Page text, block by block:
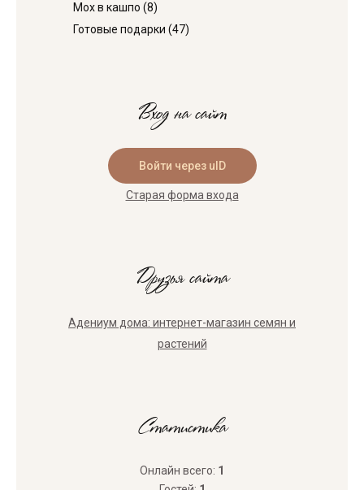
Мох в кашпо (8)
Готовые подарки (47)
Вход на сайт
Войти через uID
Старая форма входа
Друзья сайта
Адениум дома: интернет-магазин семян и
растений
Статистика
Онлайн всего: 1